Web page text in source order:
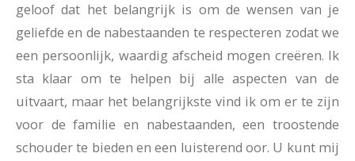
geloof dat het belangrijk is om de wensen van je
geliefde en de nabestaanden te respecteren zodat we
een persoonlijk, waardig afscheid mogen creëren. Ik
sta klaar om te helpen bij alle aspecten van de
uitvaart, maar het belangrijkste vind ik om er te zijn
voor de familie en nabestaanden, een troostende
schouder te bieden en een luisterend oor. U kunt mij